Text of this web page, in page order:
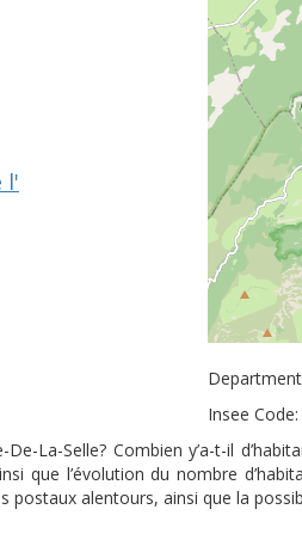
l'
Insee
La-Selle? Combien y’a-t-il
que l’évolution du nombre
postaux alentours, ainsi que la